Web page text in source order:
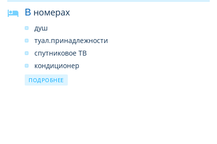
В номерах
душ
туал.принадлежности
спутниковое ТВ
кондиционер
мини-бар (платно)
ПОДРОБНЕЕ